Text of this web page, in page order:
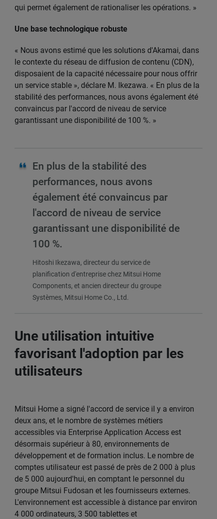
qui permet également de rationaliser les opérations. »
Une base technologique robuste
« Nous avons estimé que les solutions d'Akamai, dans
le contexte du réseau de diffusion de contenu (CDN),
disposaient de la capacité nécessaire pour nous offrir
un service stable », déclare M. Ikezawa. « En plus de la
stabilité des performances, nous avons également été
convaincus par l'accord de niveau de service
garantissant une disponibilité de 100 %. »
En plus de la stabilité des
performances, nous avons
également été convaincus par
l'accord de niveau de service
garantissant une disponibilité de
100 %.
Hitoshi Ikezawa, directeur du service de
planification d'entreprise chez Mitsui Home
Components, et ancien directeur du groupe
Systèmes, Mitsui Home Co., Ltd.
Une utilisation intuitive
favorisant l'adoption par les
utilisateurs
Mitsui Home a signé l'accord de service il y a environ
deux ans, et le nombre de systèmes métiers
accessibles via Enterprise Application Access est
désormais supérieur à 80, environnements de
développement et de formation inclus. Le nombre de
comptes utilisateur est passé de près de 2 000 à plus
de 5 000 aujourd'hui, en comptant le personnel du
groupe Mitsui Fudosan et les fournisseurs externes.
L'environnement est accessible à distance par environ
4 000 ordinateurs, 3 500 tablettes et